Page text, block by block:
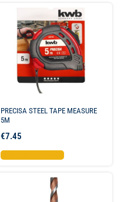
PRECISA STEEL TAPE MEASURE
5M
€7.45
Προσθήκη στο καλάθι